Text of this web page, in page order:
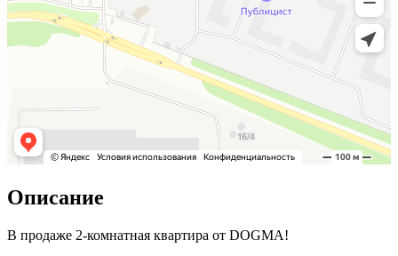
Описание
В продаже 2-комнатная квартира от DOGMA!